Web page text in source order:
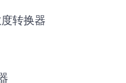
转换器